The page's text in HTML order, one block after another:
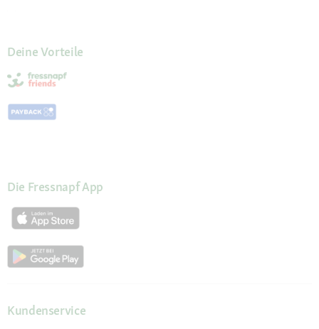
Deine Vorteile
Die Fressnapf App
Kundenservice